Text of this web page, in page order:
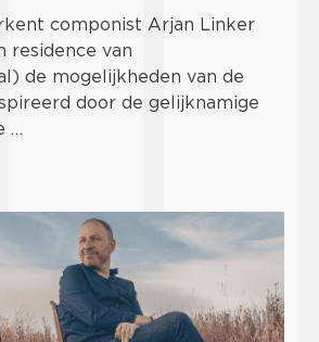
componist Arjan Linker
residence van
de mogelijkheden van de
door de gelijknamige
…